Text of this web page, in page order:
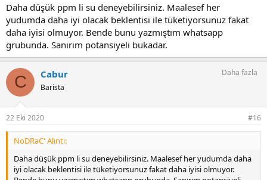
Daha düşük ppm li su deneyebilirsiniz. Maalesef her
yudumda daha iyi olacak beklentisi ile tüketiyorsunuz fakat
daha iyisi olmuyor. Bende bunu yazmıştım whatsapp
grubunda. Sanırım potansiyeli bukadar.
C Cabur
Barista
Daha fazla
22 Eki 2020 #16
NoDRaC' Alıntı:
Daha düşük ppm li su deneyebilirsiniz. Maalesef her yudumda daha
iyi olacak beklentisi ile tüketiyorsunuz fakat daha iyisi olmuyor.